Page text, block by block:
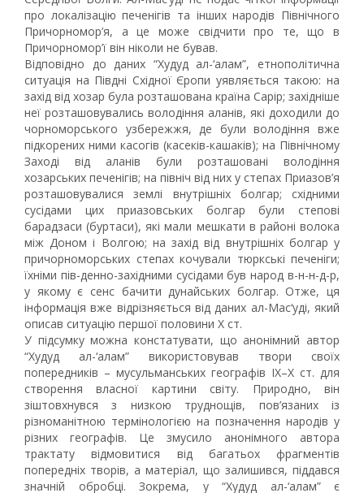
про локалізацію печенігів та інших народів Північного
Причорномор’я, а це може свідчити про те, що в
Причорномор’ї він ніколи не бував.
Відповідно до даних “Худуд ал-‘алам”, етнополітична
ситуація на Півдні Східної Єропи уявляється такою: на
захід від хозар була розташована країна Сарір; західніше
неї розташовувались володіння аланів, які доходили до
чорноморського узбережжя, де були володіння вже
підкорених ними касогів (касеків-кашаків); на Північному
Заході від аланів були розташовані володіння
хозарських печенігів; на північ від них у степах Приазов’я
розташовувалися землі внутрішніх болгар; східними
сусідами цих приазовських болгар були степові
барадзаси (буртаси), які мали мешкати в районі волока
між Доном і Волгою; на захід від внутрішніх болгар у
причорноморських степах кочували тюркські печеніги;
їхніми пів-денно-західними сусідами був народ в-н-н-д-р,
у якому є сенс бачити дунайських болгар. Отже, ця
інформація вже відрізняється від даних ал-Мас‘уді, який
описав ситуацію першої половини Х ст.
У підсумку можна констатувати, що анонімний автор
“Худуд ал-‘алам” використовував твори своїх
попередників – мусульманських географів IX–X ст. для
створення власної картини світу. Природно, він
зіштовхнувся з низкою труднощів, пов’язаних із
різноманітною термінологією на позначення народів у
різних географів. Це змусило анонімного автора
трактату відмовитися від багатьох фрагментів
попередніх творів, а матеріал, що залишився, піддався
значній обробці. Зокрема, у “Худуд ал-‘алам” є